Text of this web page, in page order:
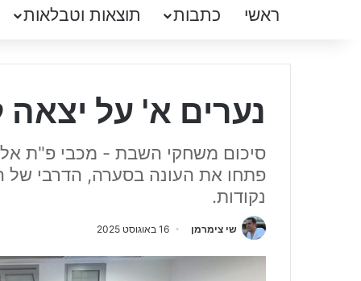
ראשי כתבות תוצאות וטבלאות
נערים א' על יצאה
סיכום משחקי השבת - מכבי פ"ת
פתחו את העונה בסערה, הדרבי של
נקודות.
שי צימרמן 16 באוגוסט 2025